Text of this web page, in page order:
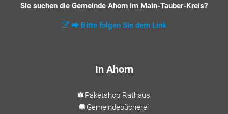
Sie suchen die Gemeinde Ahorn im Main-Tauber-Kreis?
⮕ Bitte folgen Sie dem Link
In Ahorn
Paketshop Rathaus
Gemeindebücherei